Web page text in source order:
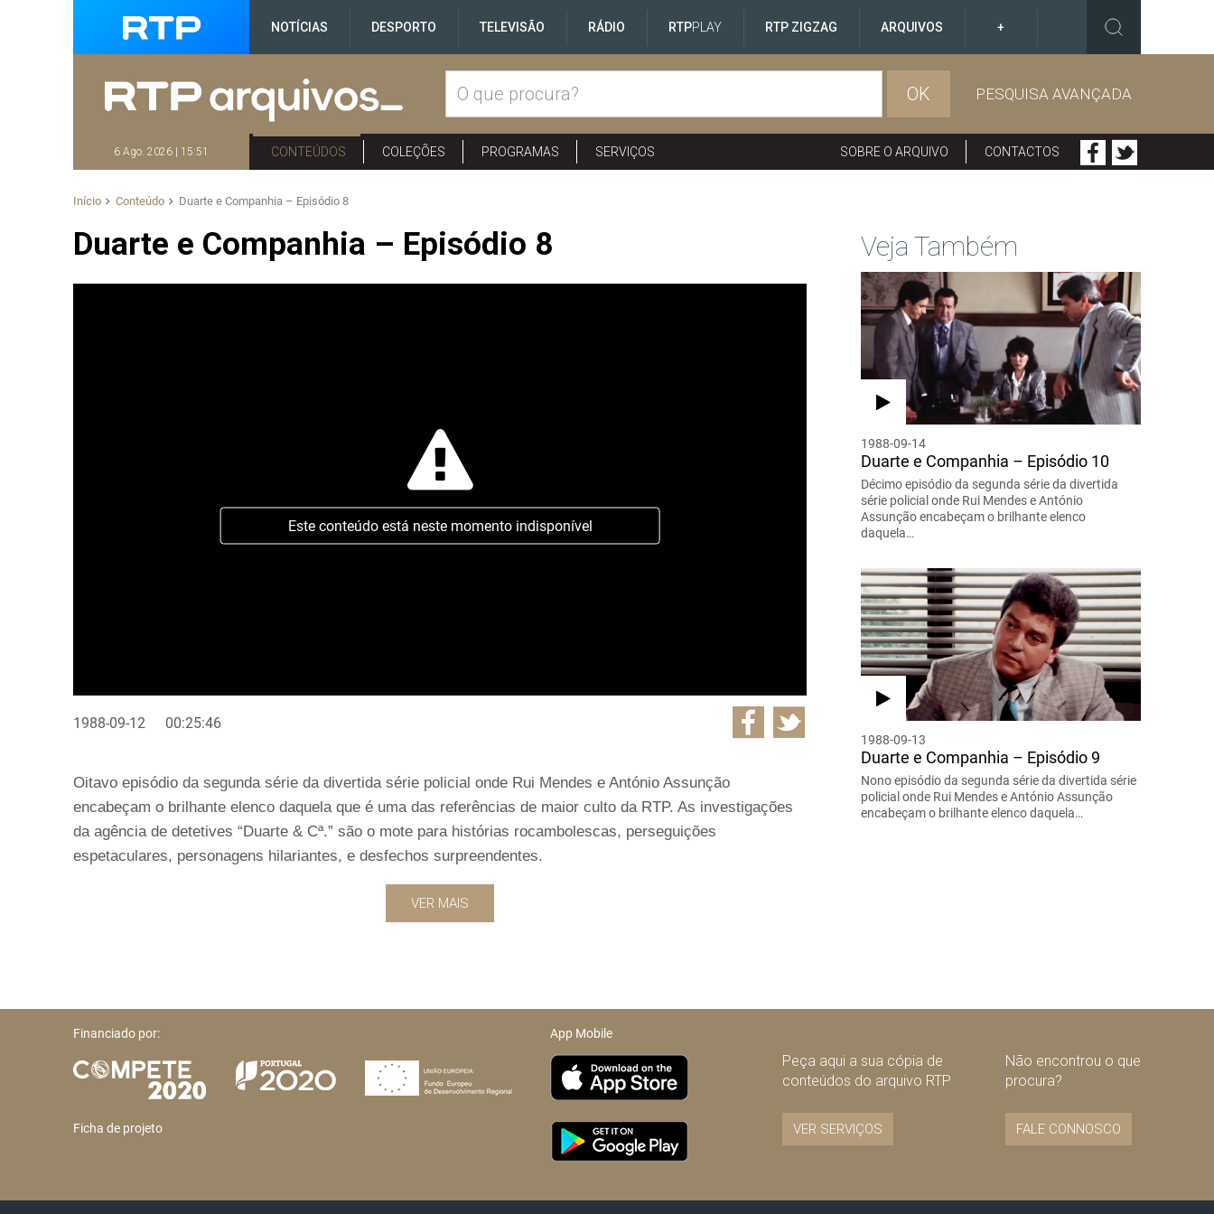
NOTÍCIAS DESPORTO TELEVISÃO RÁDIO RTPPLAY RTP ZIGZAG ARQUIVOS +
OK PESQUISA AVANÇADA
6 Ago. 2026 | 15:51 CONTEÚDOS COLEÇÕES PROGRAMAS SERVIÇOS SOBRE O ARQUIVO CONTACTOS
Início Conteúdo Duarte e Companhia – Episódio 8
Duarte e Companhia – Episódio 8
Este conteúdo está neste momento indisponível
1988-09-12 00:25:46
Oitavo episódio da segunda série da divertida série policial onde Rui Mendes e António Assunção
encabeçam o brilhante elenco daquela que é uma das referências de maior culto da RTP. As investigações
da agência de detetives “Duarte & Cª.” são o mote para histórias rocambolescas, perseguições
espetaculares, personagens hilariantes, e desfechos surpreendentes.
VER MAIS
Veja Também
1988-09-14
Duarte e Companhia – Episódio 10
Décimo episódio da segunda série da divertida
série policial onde Rui Mendes e António
Assunção encabeçam o brilhante elenco
daquela…
1988-09-13
Duarte e Companhia – Episódio 9
Nono episódio da segunda série da divertida série
policial onde Rui Mendes e António Assunção
encabeçam o brilhante elenco daquela…
Financiado por:
Ficha de projeto
App Mobile
Peça aqui a sua cópia de
conteúdos do arquivo RTP
VER SERVIÇOS
Não encontrou o que
procura?
FALE CONNOSCO